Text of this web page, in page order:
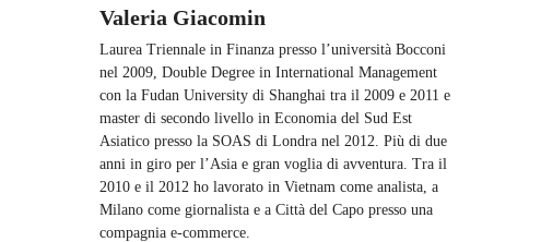
Valeria Giacomin
Laurea Triennale in Finanza presso l’università Bocconi
nel 2009, Double Degree in International Management
con la Fudan University di Shanghai tra il 2009 e 2011 e
master di secondo livello in Economia del Sud Est
Asiatico presso la SOAS di Londra nel 2012. Più di due
anni in giro per l’Asia e gran voglia di avventura. Tra il
2010 e il 2012 ho lavorato in Vietnam come analista, a
Milano come giornalista e a Città del Capo presso una
compagnia e-commerce.